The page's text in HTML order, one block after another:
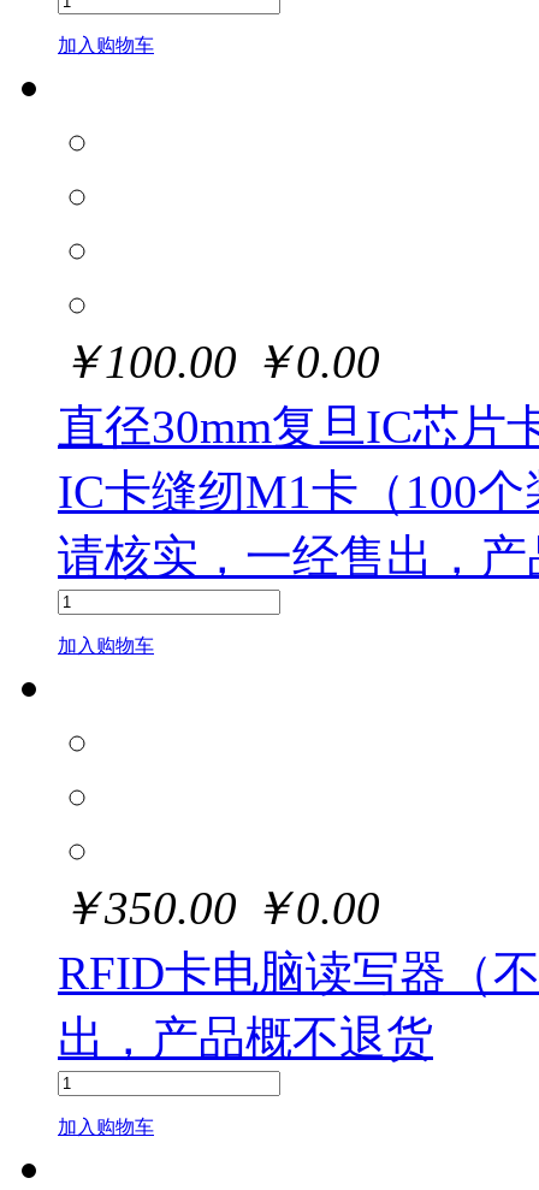
加入购物车
￥100.00 ￥0.00
直径30mm复旦IC芯片
IC卡缝纫M1卡（100
请核实，一经售出，
加入购物车
￥350.00 ￥0.00
RFID卡电脑读写器（
出，产品概不退货
加入购物车